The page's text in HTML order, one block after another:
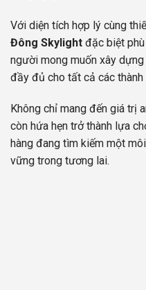
Với diện tích hợp lý cùng
Đông Skylight đặc biệt
người mong muốn xây
đầy đủ cho tất cả các
Không chỉ mang đến giá trị
còn hứa hẹn trở thành lựa
hàng đang tìm kiếm một
vững trong tương lai.